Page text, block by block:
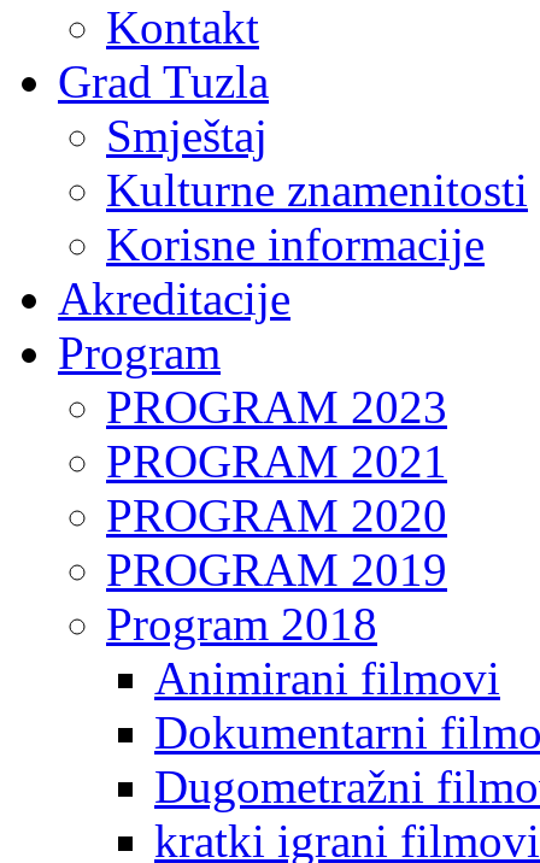
Kontakt
Grad Tuzla
Smještaj
Kulturne znamenitosti
Korisne informacije
Akreditacije
Program
PROGRAM 2023
PROGRAM 2021
PROGRAM 2020
PROGRAM 2019
Program 2018
Animirani filmovi
Dokumentarni
Dugometražni
kratki igrani filmovi